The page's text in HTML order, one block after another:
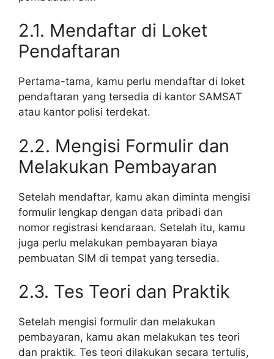
2.1. Mendaftar di Loket
Pendaftaran
Pertama-tama, kamu perlu mendaftar di loket
pendaftaran yang tersedia di kantor SAMSAT
atau kantor polisi terdekat.
2.2. Mengisi Formulir dan
Melakukan Pembayaran
Setelah mendaftar, kamu akan diminta mengisi
formulir lengkap dengan data pribadi dan
nomor registrasi kendaraan. Setelah itu, kamu
juga perlu melakukan pembayaran biaya
pembuatan SIM di tempat yang tersedia.
2.3. Tes Teori dan Praktik
Setelah mengisi formulir dan melakukan
pembayaran, kamu akan melakukan tes teori
dan praktik. Tes teori dilakukan secara tertulis,